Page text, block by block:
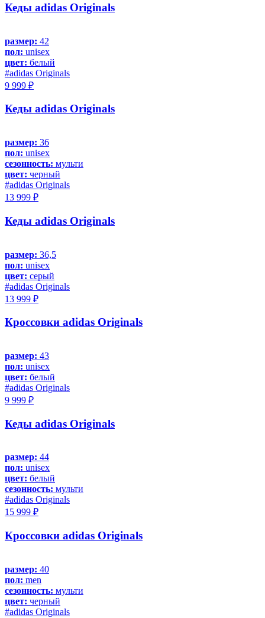
Кеды adidas Originals
размер: 42
пол: unisex
цвет: белый
#adidas Originals
9 999 ₽
Кеды adidas Originals
размер: 36
пол: unisex
сезонность: мульти
цвет: черный
#adidas Originals
13 999 ₽
Кеды adidas Originals
размер: 36,5
пол: unisex
цвет: серый
#adidas Originals
13 999 ₽
Кроссовки adidas Originals
размер: 43
пол: unisex
цвет: белый
#adidas Originals
9 999 ₽
Кеды adidas Originals
размер: 44
пол: unisex
цвет: белый
сезонность: мульти
#adidas Originals
15 999 ₽
Кроссовки adidas Originals
размер: 40
пол: men
сезонность: мульти
цвет: черный
#adidas Originals